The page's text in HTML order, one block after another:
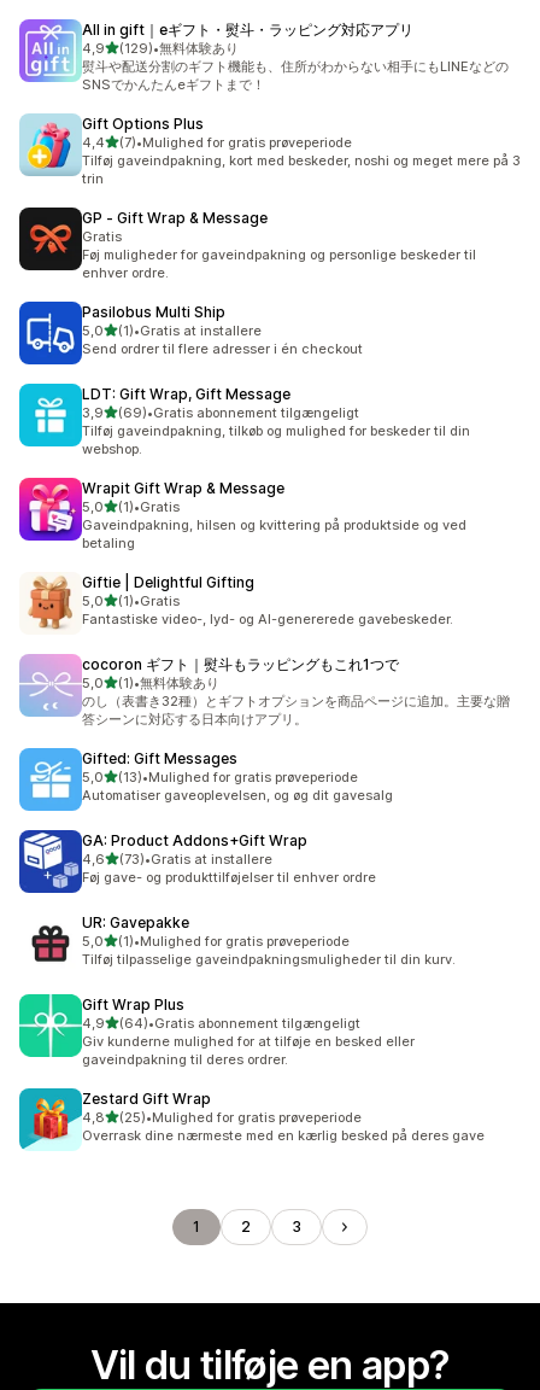
All in gift｜eギフト・熨斗・ラッピング対応アプリ
4,9ud af 5 stjerner
(129)
129 anmeldelser i alt
•無料体験あり
熨斗や配送分割のギフト機能も、住所がわからない相手にもLINEなどの
SNSでかんたんeギフトまで！
Gift Options Plus
4,4ud af 5 stjerner
(7)
7 anmeldelser i alt
•Mulighed for gratis prøveperiode
Tilføj gaveindpakning, kort med beskeder, noshi og meget mere på 3
trin
GP ‑ Gift Wrap & Message
Gratis
Føj muligheder for gaveindpakning og personlige beskeder til
enhver ordre.
Pasilobus Multi Ship
5,0ud af 5 stjerner
(1)
1 anmeldelser i alt
•Gratis at installere
Send ordrer til flere adresser i én checkout
LDT: Gift Wrap, Gift Message
3,9ud af 5 stjerner
(69)
69 anmeldelser i alt
•Gratis abonnement tilgængeligt
Tilføj gaveindpakning, tilkøb og mulighed for beskeder til din
webshop.
Wrapit Gift Wrap & Message
5,0ud af 5 stjerner
(1)
1 anmeldelser i alt
•Gratis
Gaveindpakning, hilsen og kvittering på produktside og ved
betaling
Giftie | Delightful Gifting
5,0ud af 5 stjerner
(1)
1 anmeldelser i alt
•Gratis
Fantastiske video-, lyd- og AI-genererede gavebeskeder.
cocoron ギフト｜熨斗もラッピングもこれ1つで
5,0ud af 5 stjerner
(1)
1 anmeldelser i alt
•無料体験あり
のし（表書き32種）とギフトオプションを商品ページに追加。主要な贈
答シーンに対応する日本向けアプリ。
Gifted: Gift Messages
5,0ud af 5 stjerner
(13)
13 anmeldelser i alt
•Mulighed for gratis prøveperiode
Automatiser gaveoplevelsen, og øg dit gavesalg
GA: Product Addons+Gift Wrap
4,6ud af 5 stjerner
(73)
73 anmeldelser i alt
•Gratis at installere
Føj gave- og produkttilføjelser til enhver ordre
UR: Gavepakke
5,0ud af 5 stjerner
(1)
1 anmeldelser i alt
•Mulighed for gratis prøveperiode
Tilføj tilpasselige gaveindpakningsmuligheder til din kurv.
Gift Wrap Plus
4,9ud af 5 stjerner
(64)
64 anmeldelser i alt
•Gratis abonnement tilgængeligt
Giv kunderne mulighed for at tilføje en besked eller
gaveindpakning til deres ordrer.
Zestard Gift Wrap
4,8ud af 5 stjerner
(25)
25 anmeldelser i alt
•Mulighed for gratis prøveperiode
Overrask dine nærmeste med en kærlig besked på deres gave
1 2 3
Vil du tilføje en app?